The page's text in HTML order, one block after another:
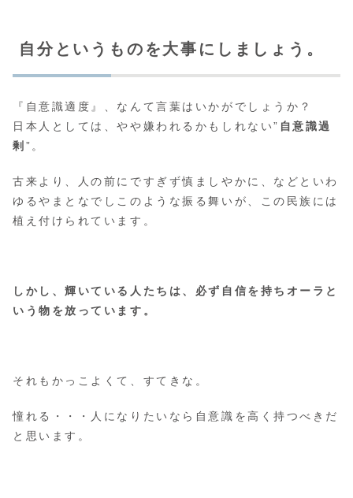
自分というものを大事にしましょう。
『自意識適度』、なんて言葉はいかがでしょうか？
日本人としては、やや嫌われるかもしれない” 自意識過
剰 ”。
古来より、人の前にですぎず慎ましやかに、などといわ
ゆるやまとなでしこのような振る舞いが、この民族には
植え付けられています。
しかし、輝いている人たちは、必ず自信を持ちオーラと
いう物を放っています。
それもかっこよくて、すてきな。
憧れる・・・人になりたいなら自意識を高く持つべきだ
と思います。